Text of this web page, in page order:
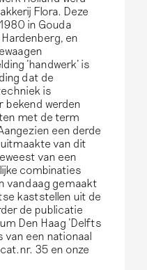
Flora. Deze
in Gouda
en
'handwerk' is
dat de
is
bekend werden
met de term
een derde
van dit
van een
combinaties
vandaag gemaakt
kaststellen uit de
de publicatie
Den Haag 'Delfts
van een nationaal
35 en onze